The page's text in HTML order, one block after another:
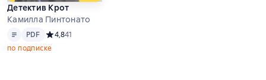
Детектив Крот
Камилла Пинтонато
Текст PDF
PDF Средний рейтинг 4,8 на основе 41 оценок
4,841
по подписке